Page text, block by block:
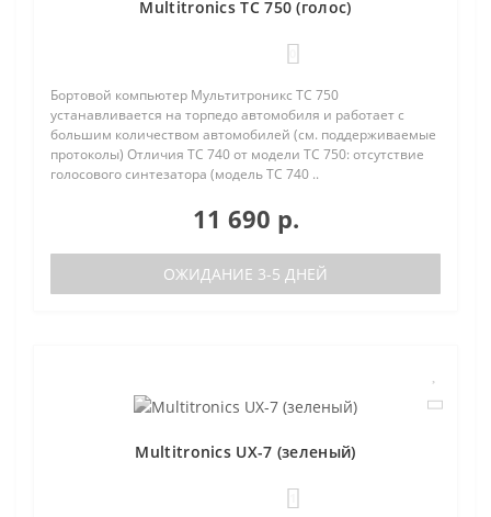
Multitronics TC 750 (голос)
Бортовой компьютер Мультитроникс TC 750
устанавливается на торпедо автомобиля и работает с
большим количеством автомобилей (см. поддерживаемые
протоколы) Отличия TC 740 от модели TC 750: отсутствие
голосового синтезатора (модель TC 740 ..
11 690 р.
ОЖИДАНИЕ 3-5 ДНЕЙ
Multitronics UX-7 (зеленый)